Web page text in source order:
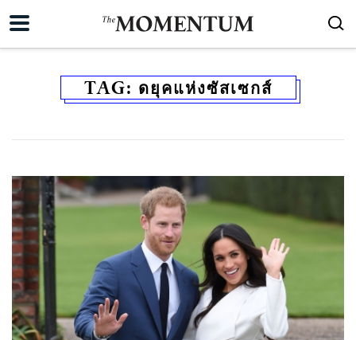
TAG: ดยุคแห่งซัสเซกส์